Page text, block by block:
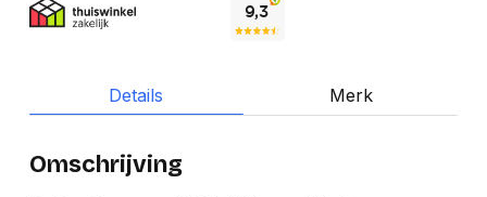
Details Merk
Omschrijving